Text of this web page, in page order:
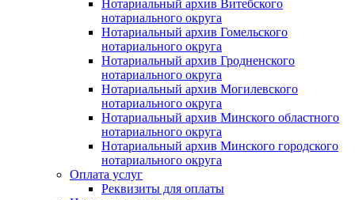
Нотариальный архив Витебского
нотариального округа
Нотариальный архив Гомельского
нотариального округа
Нотариальный архив Гродненского
нотариального округа
Нотариальный архив Могилевского
нотариального округа
Нотариальный архив Минского областного
нотариального округа
Нотариальный архив Минского городского
нотариального округа
Оплата услуг
Реквизиты для оплаты